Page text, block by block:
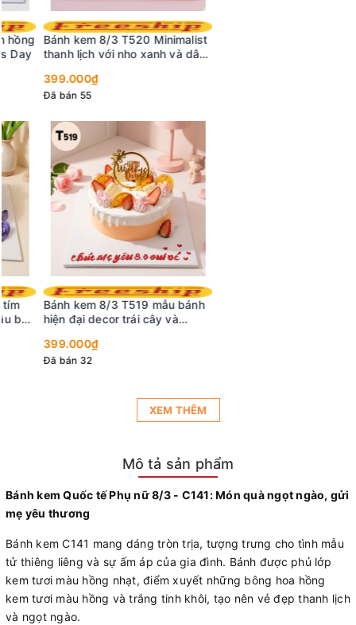
Bánh kem 8/3 T520 Minimalist
thanh lịch với nho xanh và dâu
399.000₫
Đã bán 55
Bánh kem 8/3 T519 mẫu bánh
hiện đại decor trái cây và
399.000₫
Đã bán 32
XEM THÊM
Mô tả sản phẩm
Bánh kem Quốc tế Phụ nữ 8/3 - C141: Món quà ngọt ngào, gửi
mẹ yêu thương
Bánh kem C141 mang dáng tròn trịa, tượng trưng cho tình mẫu
tử thiêng liêng và sự ấm áp của gia đình. Bánh được phủ lớp
kem tươi màu hồng nhạt, điểm xuyết những bông hoa hồng
kem tươi màu hồng và trắng tinh khôi, tạo nên vẻ đẹp thanh lịch
và ngọt ngào.